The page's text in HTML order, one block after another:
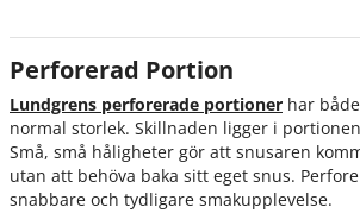
Perforerad Portion
Lundgrens perforerade portioner har
normal storlek. Skillnaden ligger i
Små, små håligheter gör att snusaren
utan att behöva baka sitt eget snus.
snabbare och tydligare smakupplevelse.